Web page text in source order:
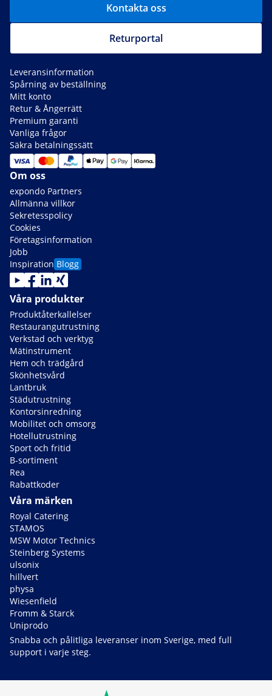
Kontakta oss
Returportal
Leveransinformation
Spårning av beställning
Mitt konto
Retur & Ångerrätt
Premium garanti
Vanliga frågor
Säkra betalningssätt
Om oss
expondo Partners
Allmänna villkor
Sekretesspolicy
Cookies
Företagsinformation
Jobb
Inspiration Blogg
Våra produkter
Produktåterkallelser
Restaurangutrustning
Verkstad och verktyg
Mätinstrument
Hem och trädgård
Skönhetsvård
Lantbruk
Städutrustning
Kontorsinredning
Mobilitet och omsorg
Hotellutrustning
Sport och fritid
B-sortiment
Rea
Rabattkoder
Våra märken
Royal Catering
STAMOS
MSW Motor Technics
Steinberg Systems
ulsonix
hillvert
physa
Wiesenfield
Fromm & Starck
Uniprodo
Snabba och pålitliga leveranser inom Sverige, med full
support i varje steg.